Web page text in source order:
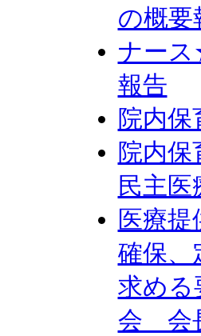
の概要
ナー
報告
院内
院内
民主
医療
確保、
求め
会 会